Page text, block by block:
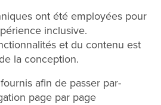
ont été employées pour
inclusive.
et du contenu est
la conception.
afin de passer par-
page par page